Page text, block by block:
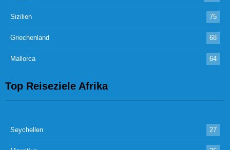
Sizilien 75
Griechenland 68
Mallorca 64
Top Reiseziele Afrika
Seychellen 27